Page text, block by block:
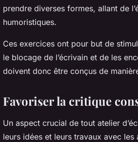
prendre diverses formes, allant de
humoristiques.
Ces exercices ont pour but de
le blocage de l’écrivain et de les
doivent donc être conçus de
Favoriser la critique
Un aspect crucial de tout atelier
leurs idées et leurs travaux avec